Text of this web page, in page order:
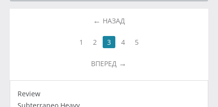
НАЗАД
1 2 3 4 5
ВПЕРЕД
Review